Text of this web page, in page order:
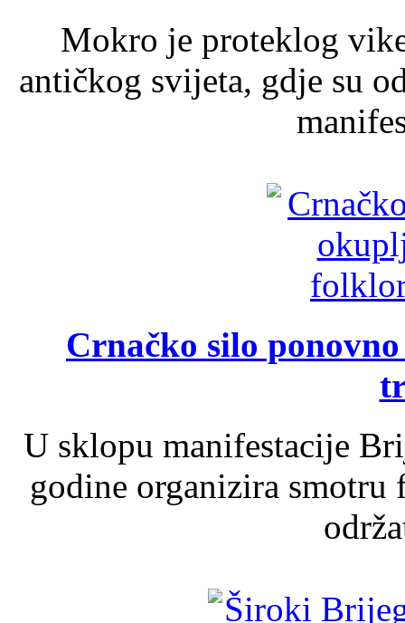
Mokro je proteklog
antičkog svijeta, gdje su
Crnačko silo
U sklopu manifestacije
godine organizira